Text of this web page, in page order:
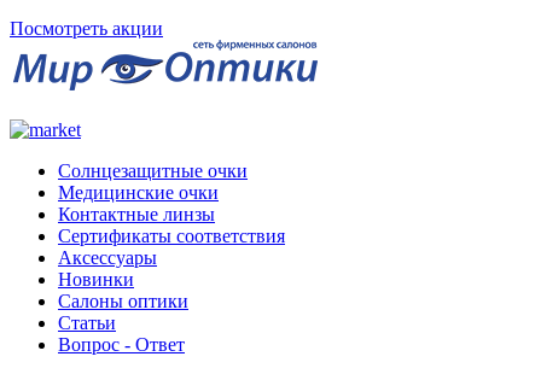
Посмотреть акции
Солнцезащитные очки
Медицинские очки
Контактные линзы
Сертификаты соответствия
Аксессуары
Новинки
Салоны оптики
Статьи
Вопрос - Ответ